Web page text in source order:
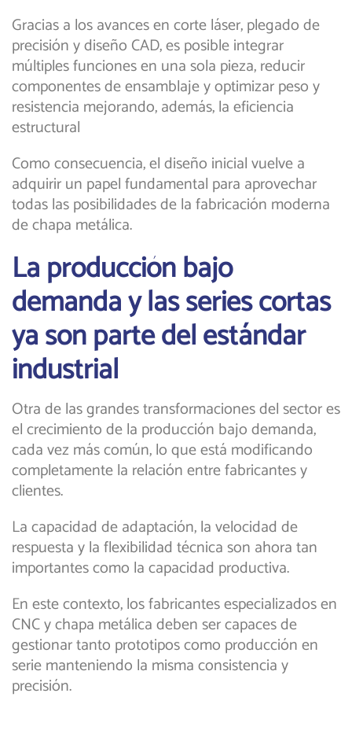
Gracias a los avances en corte láser, plegado de
precisión y diseño CAD, es posible integrar
múltiples funciones en una sola pieza, reducir
componentes de ensamblaje y optimizar peso y
resistencia mejorando, además, la eficiencia
estructural
Como consecuencia, el diseño inicial vuelve a
adquirir un papel fundamental para aprovechar
todas las posibilidades de la fabricación moderna
de chapa metálica.
La producción bajo
demanda y las series cortas
ya son parte del estándar
industrial
Otra de las grandes transformaciones del sector es
el crecimiento de la producción bajo demanda,
cada vez más común, lo que está modificando
completamente la relación entre fabricantes y
clientes.
La capacidad de adaptación, la velocidad de
respuesta y la flexibilidad técnica son ahora tan
importantes como la capacidad productiva.
En este contexto, los fabricantes especializados en
CNC y chapa metálica deben ser capaces de
gestionar tanto prototipos como producción en
serie manteniendo la misma consistencia y
precisión.